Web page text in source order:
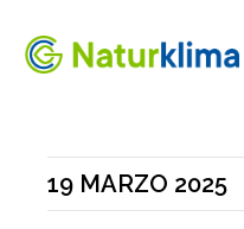
Ir a los contenidos
19 MARZO 2025